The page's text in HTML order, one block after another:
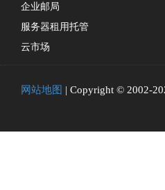
企业邮局
服务器租用托管
云市场
网站地图 | Copyright © 2002-